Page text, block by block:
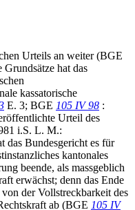
Urteils an weiter (BGE
hat das
kassatorische
E. 3; BGE 105 IV 98 :
Urteil des
i.S. L. M.:
das Bundesgericht es für
kantonales
beende, als massgeblich
erwächst; denn das Ende
der Vollstreckbarkeit des
ab (BGE 105 IV